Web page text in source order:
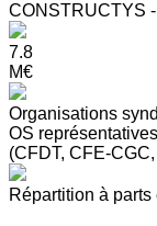
CONSTRUCTYS
7.8
M€
Organisations
OS
(CFDT, CFE-
Répartition à